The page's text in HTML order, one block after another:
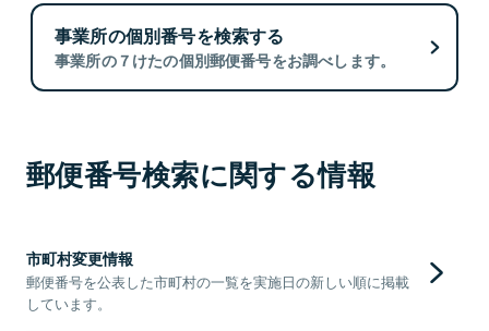
事業所の個別番号を検索する
事業所の７けたの個別郵便番号をお調べします。
郵便番号検索に関する情報
市町村変更情報
郵便番号を公表した市町村の一覧を実施日の新しい順に掲載
しています。